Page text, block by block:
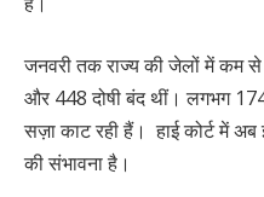
जनवरी तक राज्य की जेलों में कम से
और 448 दोषी बंद थीं। लगभग
सज़ा काट रही हैं। हाई कोर्ट में अब
की संभावना है।